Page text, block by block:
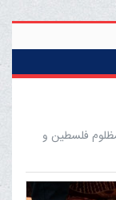
فلسطین و